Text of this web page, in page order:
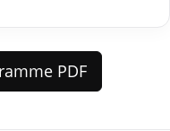
PDF